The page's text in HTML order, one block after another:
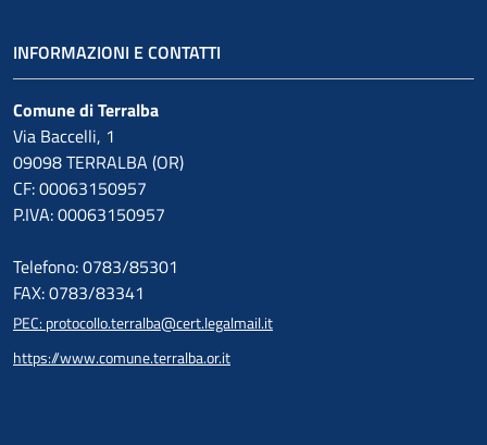
INFORMAZIONI E CONTATTI
Comune di Terralba
Via Baccelli, 1
09098 TERRALBA (OR)
CF: 00063150957
P.IVA: 00063150957
Telefono: 0783/85301
FAX: 0783/83341
PEC: protocollo.terralba@cert.legalmail.it
https://www.comune.terralba.or.it